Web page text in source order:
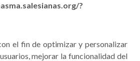
?
el fin de optimizar y personalizar
mejorar la funcionalidad del